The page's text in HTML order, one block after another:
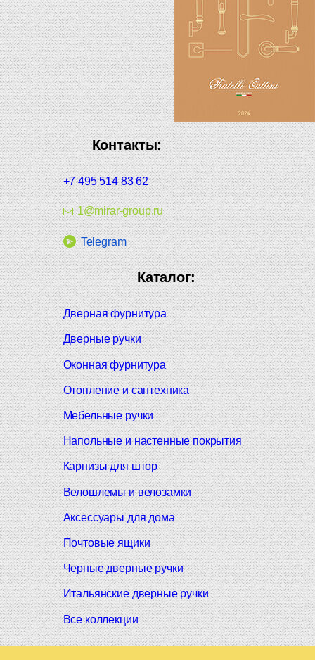
Контакты:
+7 495 514 83 62
1@mirar-group.ru
Telegram
Каталог:
Дверная фурнитура
Дверные ручки
Оконная фурнитура
Отопление и сантехника
Мебельные ручки
Напольные и настенные покрытия
Карнизы для штор
Велошлемы и велозамки
Аксессуары для дома
Почтовые ящики
Черные дверные ручки
Итальянские дверные ручки
Все коллекции